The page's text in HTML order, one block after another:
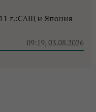
г.:САЩ и Япония
09:19, 03.08.2026